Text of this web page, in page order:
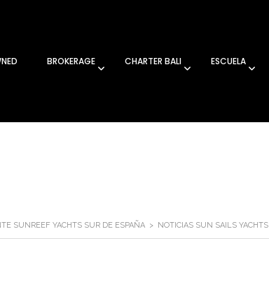
BROKERAGE CHARTER BALI ESCUELA
SUNREEF YACHTS SUR DE ESPAÑA > NOTICIAS SUN SAILS YACHTS